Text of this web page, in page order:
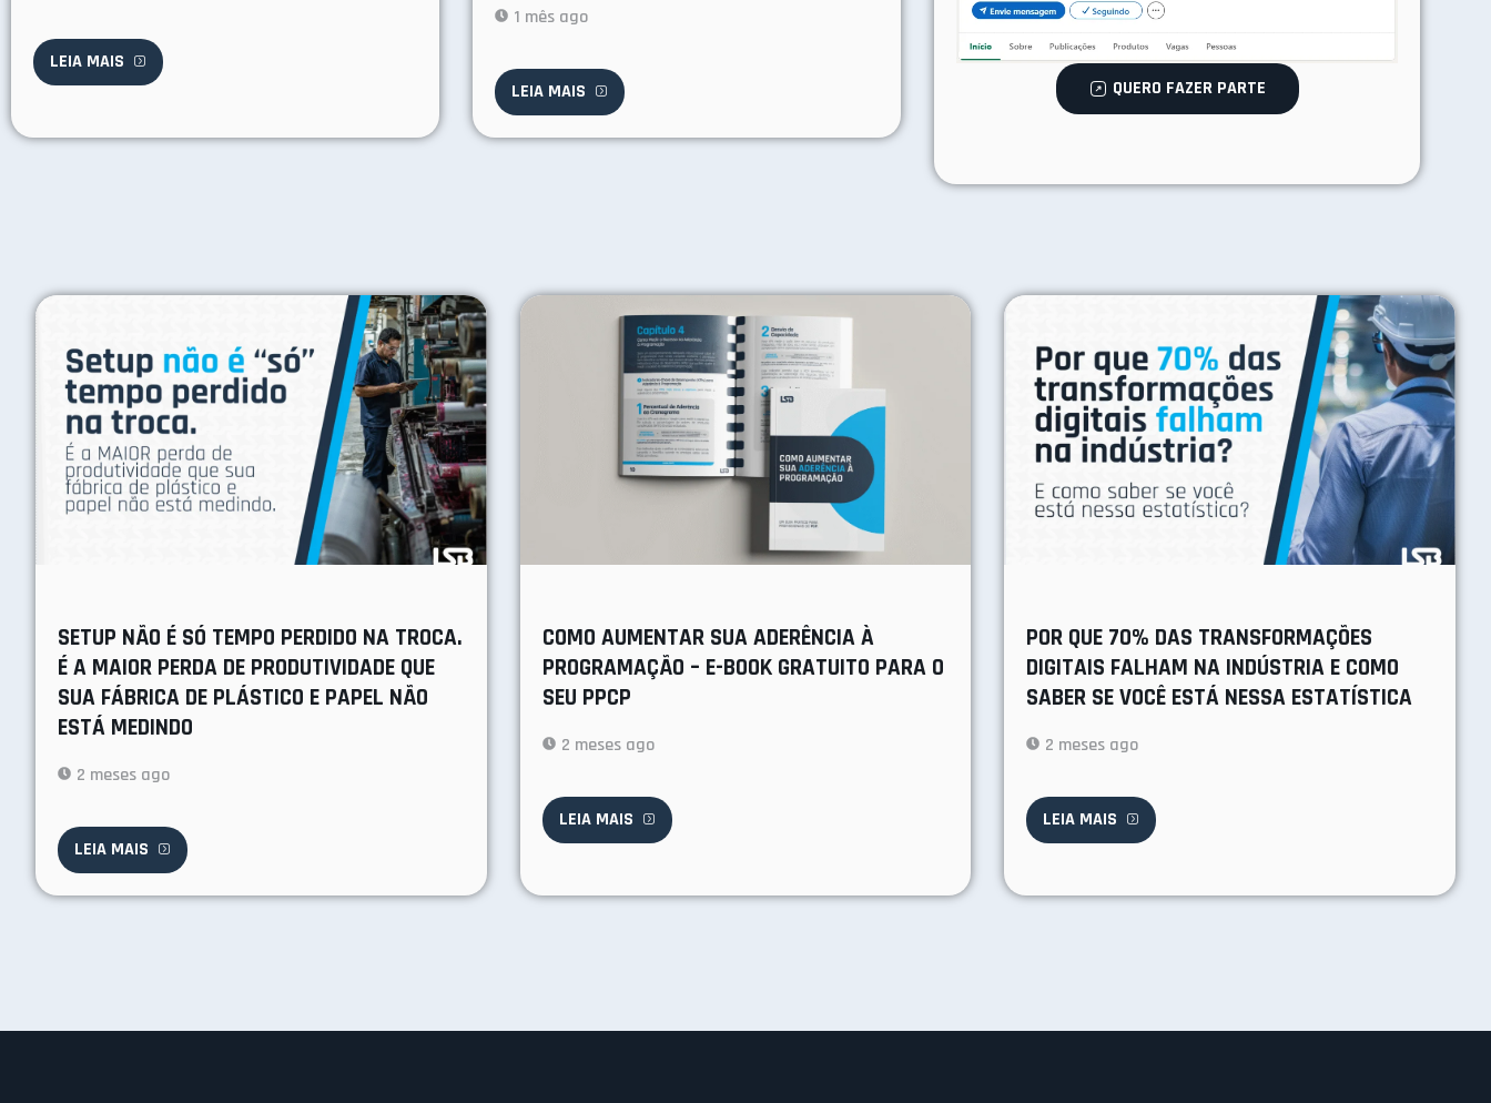
LEIA MAIS
1 mês ago
LEIA MAIS QUERO FAZER PARTE
SETUP NÃO É SÓ TEMPO PERDIDO NA TROCA.
É A MAIOR PERDA DE PRODUTIVIDADE QUE
SUA FÁBRICA DE PLÁSTICO E PAPEL NÃO
ESTÁ MEDINDO
2 meses ago
LEIA MAIS
COMO AUMENTAR SUA ADERÊNCIA À
PROGRAMAÇÃO – E-BOOK GRATUITO PARA O
SEU PPCP
2 meses ago
LEIA MAIS
POR QUE 70% DAS TRANSFORMAÇÕES
DIGITAIS FALHAM NA INDÚSTRIA E COMO
SABER SE VOCÊ ESTÁ NESSA ESTATÍSTICA
2 meses ago
LEIA MAIS